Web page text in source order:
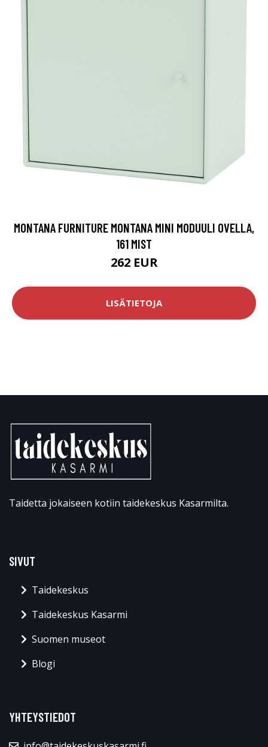
MONTANA FURNITURE MONTANA MINI MODUULI OVELLA,
161 MIST
262 EUR
LISÄTIETOJA
Taidetta jokaiseen kotiin taidekeskus Kasarmilta.
SIVUT
Taidekeskus
Taidekeskus Kasarmi
Suomen museot
Blogi
YHTEYSTIEDOT